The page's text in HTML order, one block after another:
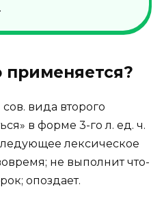
.
применяется?
сов. вида второго
в форме 3-го л. ед. ч.
лексическое
не выполнит что-
опоздает.